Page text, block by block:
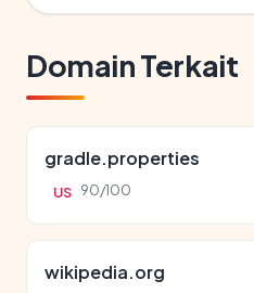
Domain Terkait
gradle.properties
US 90/100
wikipedia.org